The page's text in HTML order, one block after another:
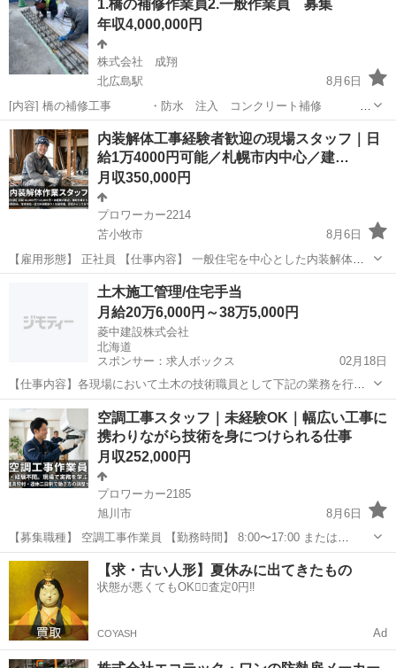
1.橋の補修作業員2.一般作業員 募集
年収4,000,000円
株式会社 成翔
北広島駅
8月6日
[内容] 橋の補修工事 ・防水 注入 コンクリート補修
ハツリ 研掃 伸縮と埋設ジョイント ・一般
作業員 各種手元 [給料] 9000円〜15000円...
北海道 北広島市 北広島駅 その他
内装解体工事経験者歓迎の現場スタッフ｜日
給1万4000円可能／札幌市内中心／建…
月収350,000円
プロワーカー2214
苫小牧市
8月6日
【雇用形態】 正社員 【仕事内容】 一般住宅を中心とした内装解体作
業を担当していただきます。 未経験の方は、解体資材の整理など補助
作業から始めていただきます。 【募集職種】 内装解体作業スタッフ
苫小牧市 内装職人
土木施工管理/住宅手当
月給20万6,000円～38万5,000円
菱中建設株式会社
北海道
スポンサー：求人ボックス
02月18日
【仕事内容】各現場において土木の技術職員として下記の業務を行い
ます。 (1)土木工事現場の管理、監督業務(2)事務処理業務(パソコンを
使用)など ・案件の担当エリアは日高管内がほとんどで、一部千歳・苫
小牧の案件がございます/自家用...
正社員
空調工事スタッフ｜未経験OK｜幅広い工事に
携わりながら技術を身につけられる仕事
月収252,000円
プロワーカー2185
旭川市
8月6日
【募集職種】 空調工事作業員 【勤務時間】 8:00〜17:00 または
9:00〜18:00 ※仕事の予定により決定 ※休憩60分 ※時間外労働あり
（月平均20時間） 【雇用形態】 契約社員 ...
北海道 旭川市 その他 業務
【求・古い人形】夏休みに出てきたもの
状態が悪くてもOK🙆‍♀️査定0円‼️
COYASH Ad